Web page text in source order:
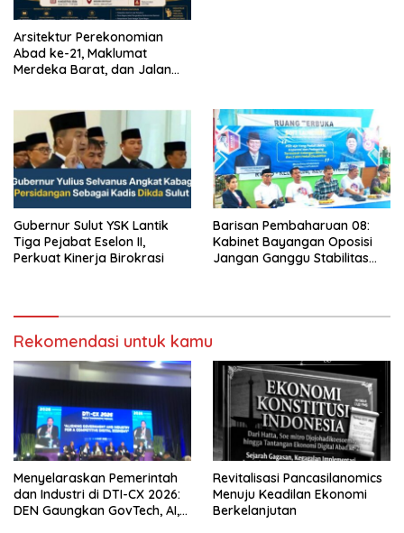
Arsitektur Perekonomian
Abad ke-21, Maklumat
Merdeka Barat, dan Jalan
Gubernur Sulut YSK Lantik
Tiga Pejabat Eselon II,
Perkuat Kinerja Birokrasi
Barisan Pembaharuan 08:
Kabinet Bayangan Oposisi
Jangan Ganggu Stabilitas
Rekomendasi untuk kamu
Menyelaraskan Pemerintah
dan Industri di DTI-CX 2026:
DEN Gaungkan GovTech, AI,
Revitalisasi Pancasilanomics
Menuju Keadilan Ekonomi
Berkelanjutan